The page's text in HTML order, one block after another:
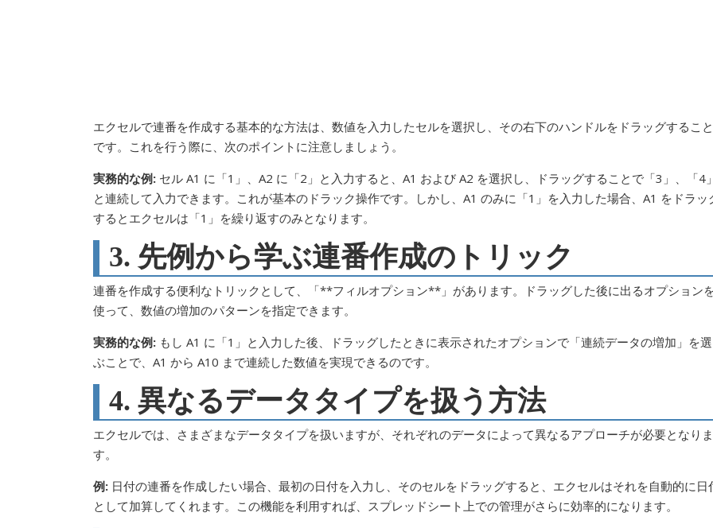
エクセルで連番を作成する基本的な方法は、数値を入力したセルを選択し、その右下のハンドルをドラッグすること
です。これを行う際に、次のポイントに注意しましょう。
実務的な例: セル A1 に「1」、A2 に「2」と入力すると、A1 および A2 を選択し、ドラッグすることで「3」、「4
と連続して入力できます。これが基本のドラック操作です。しかし、A1 のみに「1」を入力した場合、A1 をドラッ
するとエクセルは「1」を繰り返すのみとなります。
3. 先例から学ぶ連番作成のトリック
連番を作成する便利なトリックとして、「**フィルオプション**」があります。ドラッグした後に出るオプション
使って、数値の増加のパターンを指定できます。
実務的な例: もし A1 に「1」と入力した後、ドラッグしたときに表示されたオプションで「連続データの増加」を選
ぶことで、A1 から A10 まで連続した数値を実現できるのです。
4. 異なるデータタイプを扱う方法
エクセルでは、さまざまなデータタイプを扱いますが、それぞれのデータによって異なるアプローチが必要となりま
す。
例: 日付の連番を作成したい場合、最初の日付を入力し、そのセルをドラッグすると、エクセルはそれを自動的に日
として加算してくれます。この機能を利用すれば、スプレッドシート上での管理がさらに効率的になります。